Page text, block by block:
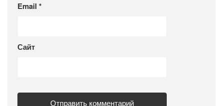
Email *
Сайт